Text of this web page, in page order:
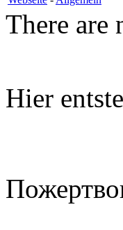
There are
Hier